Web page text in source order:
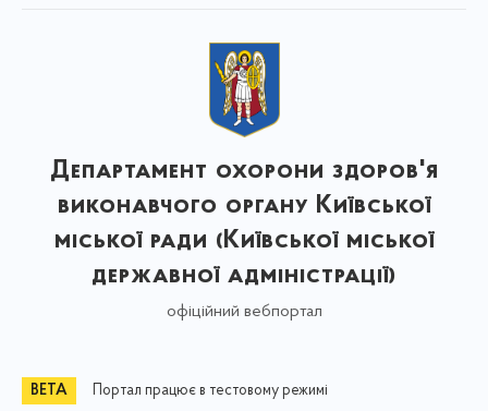
Департамент охорони здоров'я
виконавчого органу Київської
міської ради (Київської міської
державної адміністрації)
офіційний вебпортал
Портал працює в тестовому режимі